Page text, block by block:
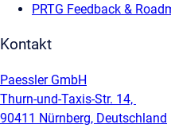
PRTG Feedback &
Kontakt
Paessler GmbH
Thurn-und-Taxis-Str. 14,
90411 Nürnberg, Deutschland